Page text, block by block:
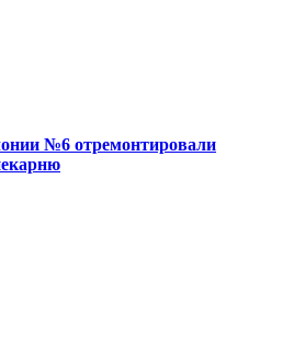
№6 отремонтировали